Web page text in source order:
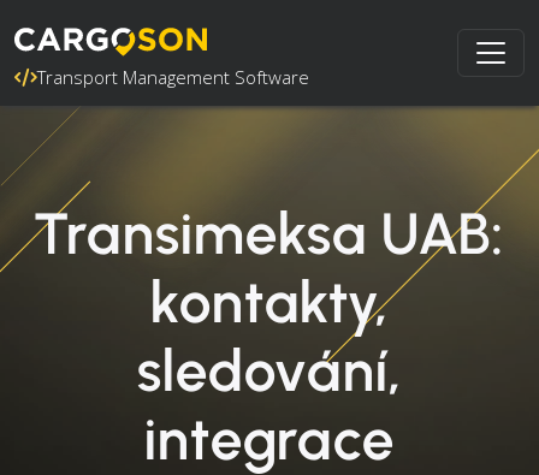
Transport Management Software
Transimeksa UAB:
kontakty,
sledování,
integrace